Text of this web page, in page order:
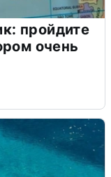
пройдите
очень